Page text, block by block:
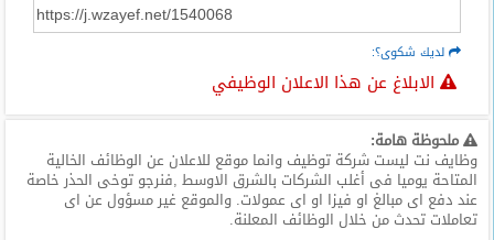
لديك شكوى؟:
الابلاغ عن هذا الاعلان الوظيفي
ملحوظة هامة:
وظايف نت ليست شركة توظيف وانما موقع للاعلان عن الوظائف الخالية
المتاحة يوميا فى أغلب الشركات بالشرق الاوسط ,فنرجو توخى الحذر خاصة
عند دفع اى مبالغ او فيزا او اى عمولات. والموقع غير مسؤول عن اى
تعاملات تحدث من خلال الوظائف المعلنة.